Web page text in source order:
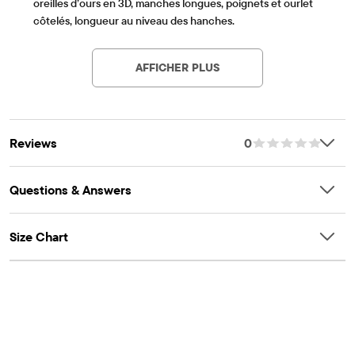
oreilles d’ours en 3D, manches longues, poignets et ourlet
côtelés, longueur au niveau des hanches.
sur le devant
Faisant partie de notre collection babyPLACE
AFFICHER PLUS
Reviews 0
Questions & Answers
Size Chart